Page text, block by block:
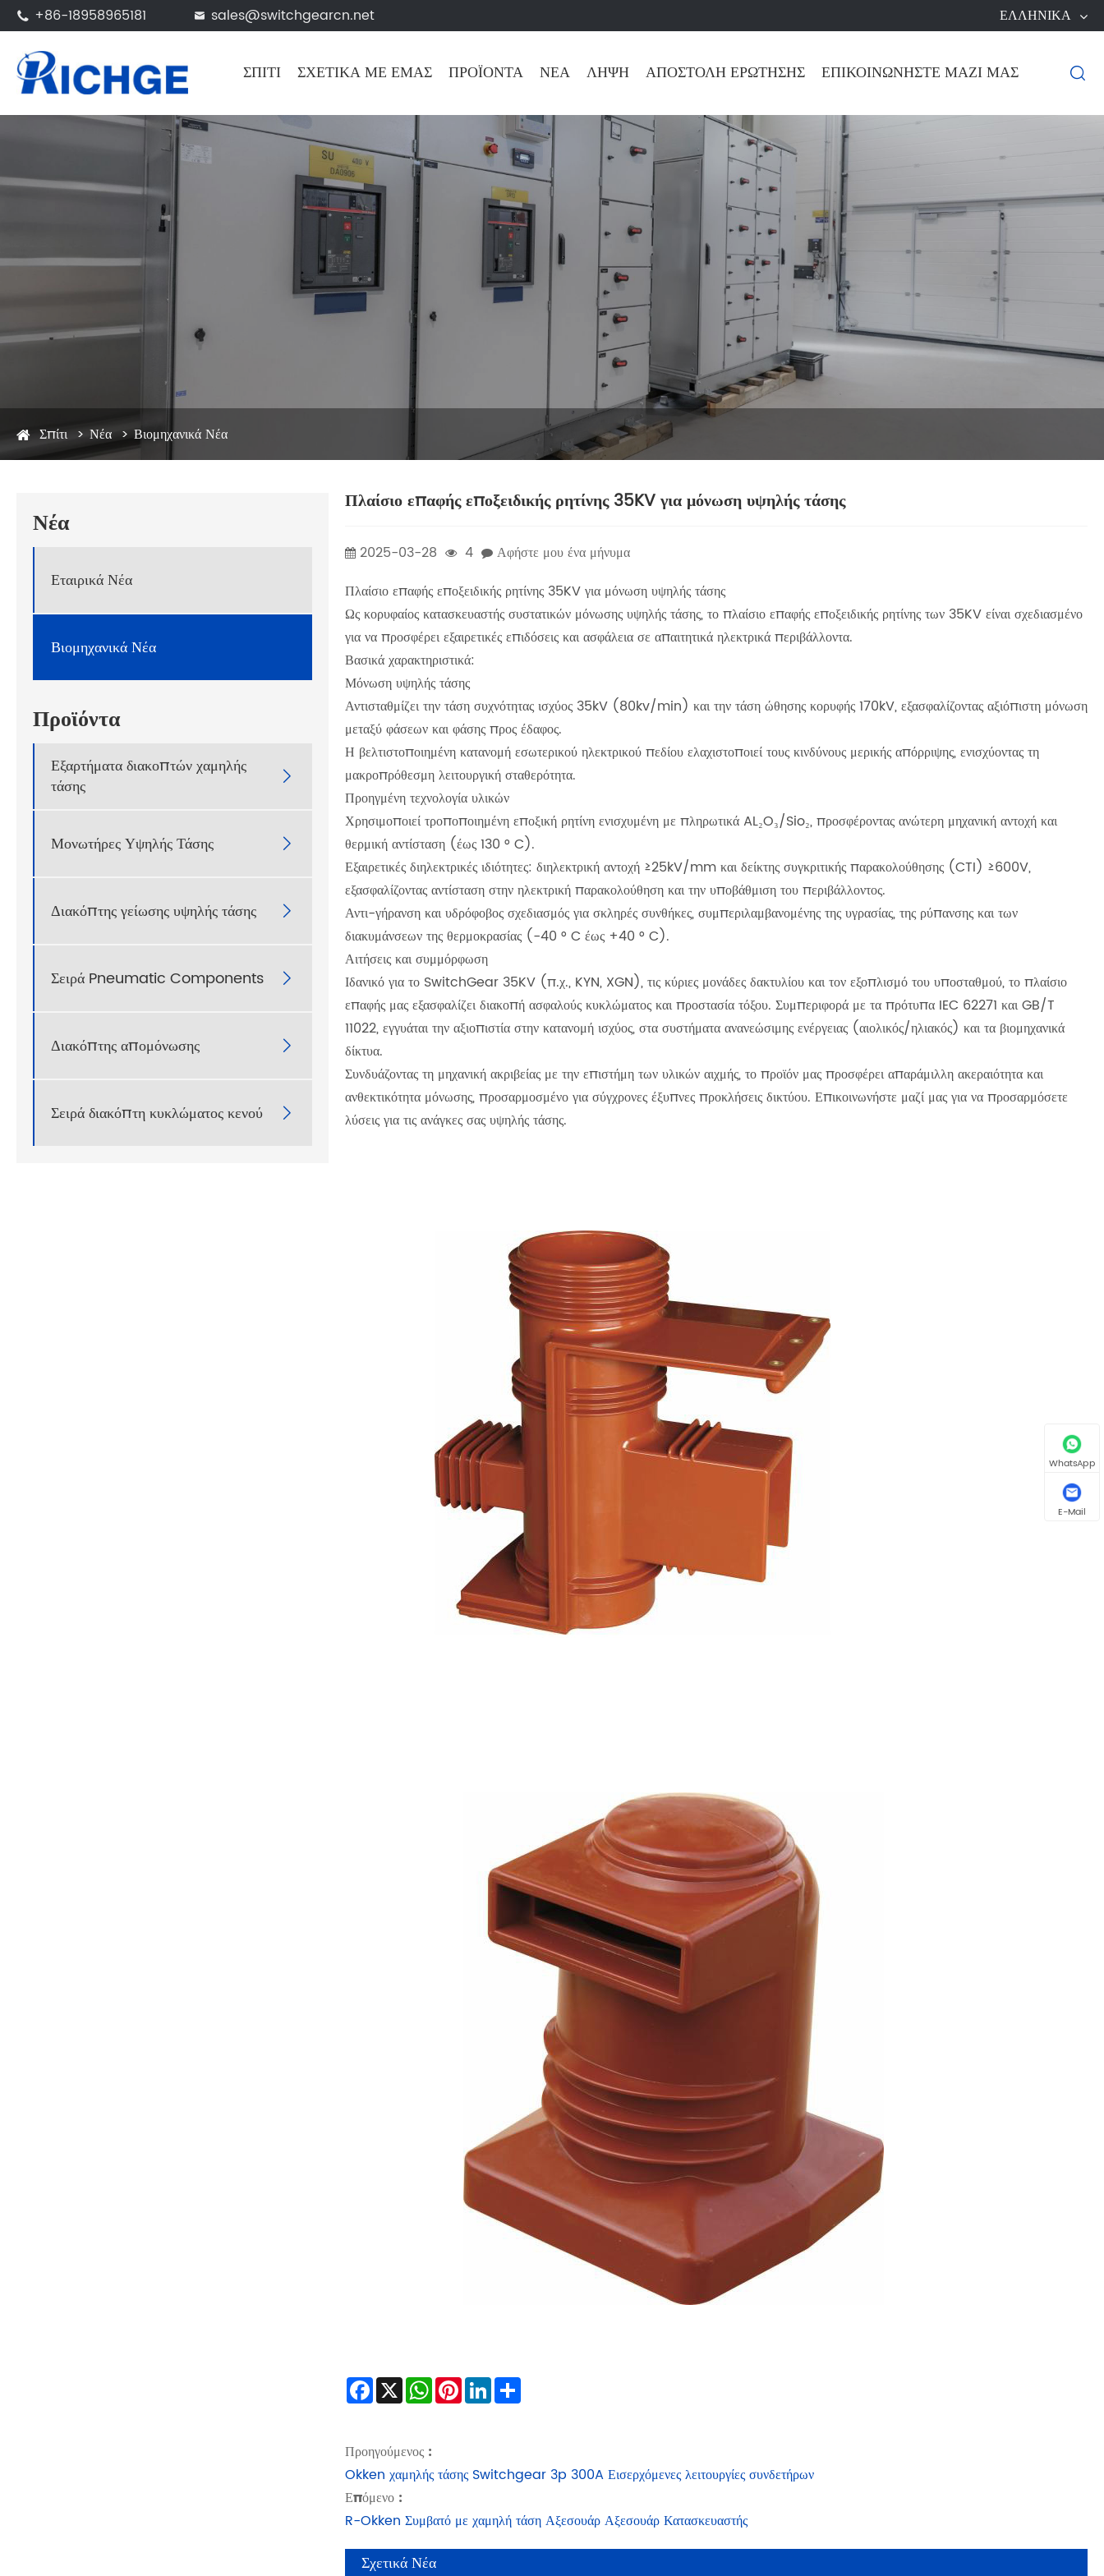
 +86-18958965181  sales@switchgearcn.net ΕΛΛΗΝΙΚΆ
ΣΠΊΤΙ ΣΧΕΤΙΚΆ ΜΕ ΕΜΆΣ ΠΡΟΪΌΝΤΑ ΝΈΑ ΛΉΨΗ ΑΠΟΣΤΟΛΉ ΕΡΏΤΗΣΗΣ ΕΠΙΚΟΙΝΩΝΉΣΤΕ ΜΑΖΊ ΜΑΣ 
Σπίτι Νέα Βιομηχανικά Νέα
Νέα
Εταιρικά Νέα
Βιομηχανικά Νέα
Προϊόντα
Εξαρτήματα διακοπτών χαμηλής
τάσης

Μονωτήρες Υψηλής Τάσης 
Διακόπτης γείωσης υψηλής τάσης 
Σειρά Pneumatic Components 
Διακόπτης απομόνωσης 
Σειρά διακόπτη κυκλώματος κενού 
Πλαίσιο επαφής εποξειδικής ρητίνης 35KV για μόνωση υψηλής τάσης
2025-03-28 4
Αφήστε μου ένα μήνυμα
Πλαίσιο επαφής εποξειδικής ρητίνης 35KV για μόνωση υψηλής τάσης
Ως κορυφαίος κατασκευαστής συστατικών μόνωσης υψηλής τάσης, το πλαίσιο επαφής εποξειδικής ρητίνης των 35KV είναι σχεδιασμένο
για να προσφέρει εξαιρετικές επιδόσεις και ασφάλεια σε απαιτητικά ηλεκτρικά περιβάλλοντα.
Βασικά χαρακτηριστικά:
Μόνωση υψηλής τάσης
Αντισταθμίζει την τάση συχνότητας ισχύος 35kV (80kv/min) και την τάση ώθησης κορυφής 170kV, εξασφαλίζοντας αξιόπιστη μόνωση
μεταξύ φάσεων και φάσης προς έδαφος.
Η βελτιστοποιημένη κατανομή εσωτερικού ηλεκτρικού πεδίου ελαχιστοποιεί τους κινδύνους μερικής απόρριψης, ενισχύοντας τη
μακροπρόθεσμη λειτουργική σταθερότητα.
Προηγμένη τεχνολογία υλικών
Χρησιμοποιεί τροποποιημένη εποξική ρητίνη ενισχυμένη με πληρωτικά AL₂O₃/Sio₂, προσφέροντας ανώτερη μηχανική αντοχή και
θερμική αντίσταση (έως 130 ° C).
Εξαιρετικές διηλεκτρικές ιδιότητες: διηλεκτρική αντοχή ≥25kV/mm και δείκτης συγκριτικής παρακολούθησης (CTI) ≥600V,
εξασφαλίζοντας αντίσταση στην ηλεκτρική παρακολούθηση και την υποβάθμιση του περιβάλλοντος.
Αντι-γήρανση και υδρόφοβος σχεδιασμός για σκληρές συνθήκες, συμπεριλαμβανομένης της υγρασίας, της ρύπανσης και των
διακυμάνσεων της θερμοκρασίας (-40 ° C έως +40 ° C).
Αιτήσεις και συμμόρφωση
Ιδανικό για το SwitchGear 35KV (π.χ., KYN, XGN), τις κύριες μονάδες δακτυλίου και τον εξοπλισμό του υποσταθμού, το πλαίσιο
επαφής μας εξασφαλίζει διακοπή ασφαλούς κυκλώματος και προστασία τόξου. Συμπεριφορά με τα πρότυπα IEC 62271 και GB/T
11022, εγγυάται την αξιοπιστία στην κατανομή ισχύος, στα συστήματα ανανεώσιμης ενέργειας (αιολικός/ηλιακός) και τα βιομηχανικά
δίκτυα.
Συνδυάζοντας τη μηχανική ακριβείας με την επιστήμη των υλικών αιχμής, το προϊόν μας προσφέρει απαράμιλλη ακεραιότητα και
ανθεκτικότητα μόνωσης, προσαρμοσμένο για σύγχρονες έξυπνες προκλήσεις δικτύου. Επικοινωνήστε μαζί μας για να προσαρμόσετε
λύσεις για τις ανάγκες σας υψηλής τάσης.
Facebook
X WhatsApp
Pinterest
LinkedIn
Προηγούμενος :
Okken χαμηλής τάσης Switchgear 3p 300A Εισερχόμενες λειτουργίες συνδετήρων
Επόμενο :
R-Okken Συμβατό με χαμηλή τάση Αξεσουάρ Αξεσουάρ Κατασκευαστής
Σχετικά Νέα
WhatsApp
E-Mail